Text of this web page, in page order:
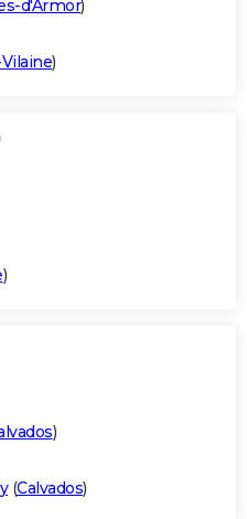
d'Armor)
)
)
)
(Calvados)